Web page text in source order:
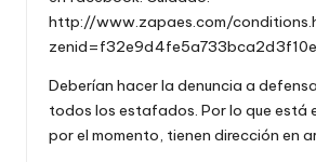
http://www.zapaes.com/
Deberían hacer la denuncia a
todos los estafados. Por lo que está
por el momento, tienen dirección en